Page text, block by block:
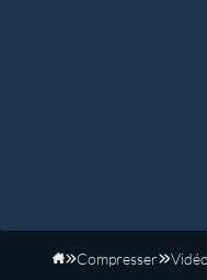
Accueil
Compresser